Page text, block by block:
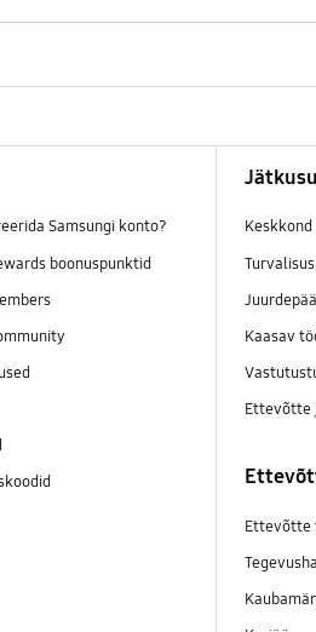
Samsungi konto?
boonuspunktid
Keskkond
Kaasav
Ettevõtte
Ettevõtte